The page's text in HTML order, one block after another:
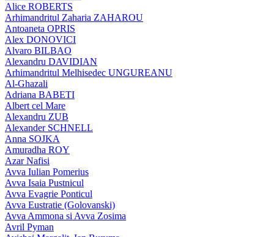
Alice ROBERTS
Arhimandritul Zaharia ZAHAROU
Antoaneta OPRIS
Alex DONOVICI
Alvaro BILBAO
Alexandru DAVIDIAN
Arhimandritul Melhisedec UNGUREANU
Al-Ghazali
Adriana BABETI
Albert cel Mare
Alexandru ZUB
Alexander SCHNELL
Anna SOJKA
Amuradha ROY
Azar Nafisi
Avva Iulian Pomerius
Avva Isaia Pustnicul
Avva Evagrie Ponticul
Avva Eustratie (Golovanski)
Avva Ammona si Avva Zosima
Avril Pyman